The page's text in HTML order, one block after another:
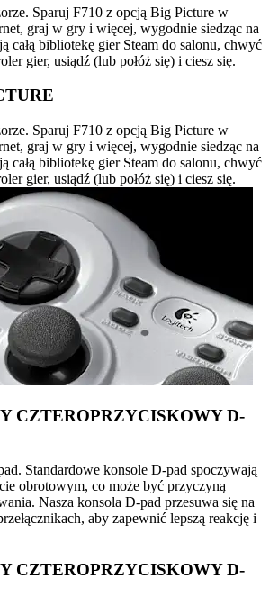
Sparuj F710 z opcją Big Picture w
graj w gry i więcej, wygodnie siedząc na
całą bibliotekę gier Steam do salonu, chwyć
gier, usiądź (lub połóż się) i ciesz się.
Sparuj F710 z opcją Big Picture w
graj w gry i więcej, wygodnie siedząc na
całą bibliotekę gier Steam do salonu, chwyć
gier, usiądź (lub połóż się) i ciesz się.
CZTEROPRZYCISKOWY D-
Standardowe konsole D-pad spoczywają
obrotowym, co może być przyczyną
Nasza konsola D-pad przesuwa się na
aby zapewnić lepszą reakcję i
CZTEROPRZYCISKOWY D-